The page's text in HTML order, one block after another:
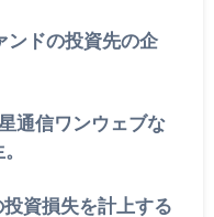
ンドの投資先の企
通信ワンウェブな
資損失を計上する